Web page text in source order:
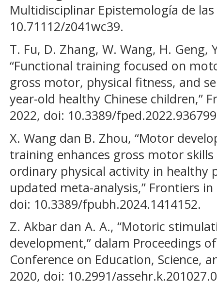
Multidisciplinar Epistemología de las
10.71112/z041wc39.
T. Fu, D. Zhang, W. Wang, H. Geng,
“Functional training focused on
gross motor, physical fitness, and
year-old healthy Chinese children,”
2022, doi: 10.3389/
X. Wang dan B. Zhou, “Motor
training enhances gross motor
ordinary physical activity in healthy
updated meta-analysis,” Frontiers
doi: 10.3389/fpubh.2024.1414152.
Z. Akbar dan A. A., “Motoric
development,” dalam Proceedings
Conference on Education, Science,
2020, doi: 10.2991/